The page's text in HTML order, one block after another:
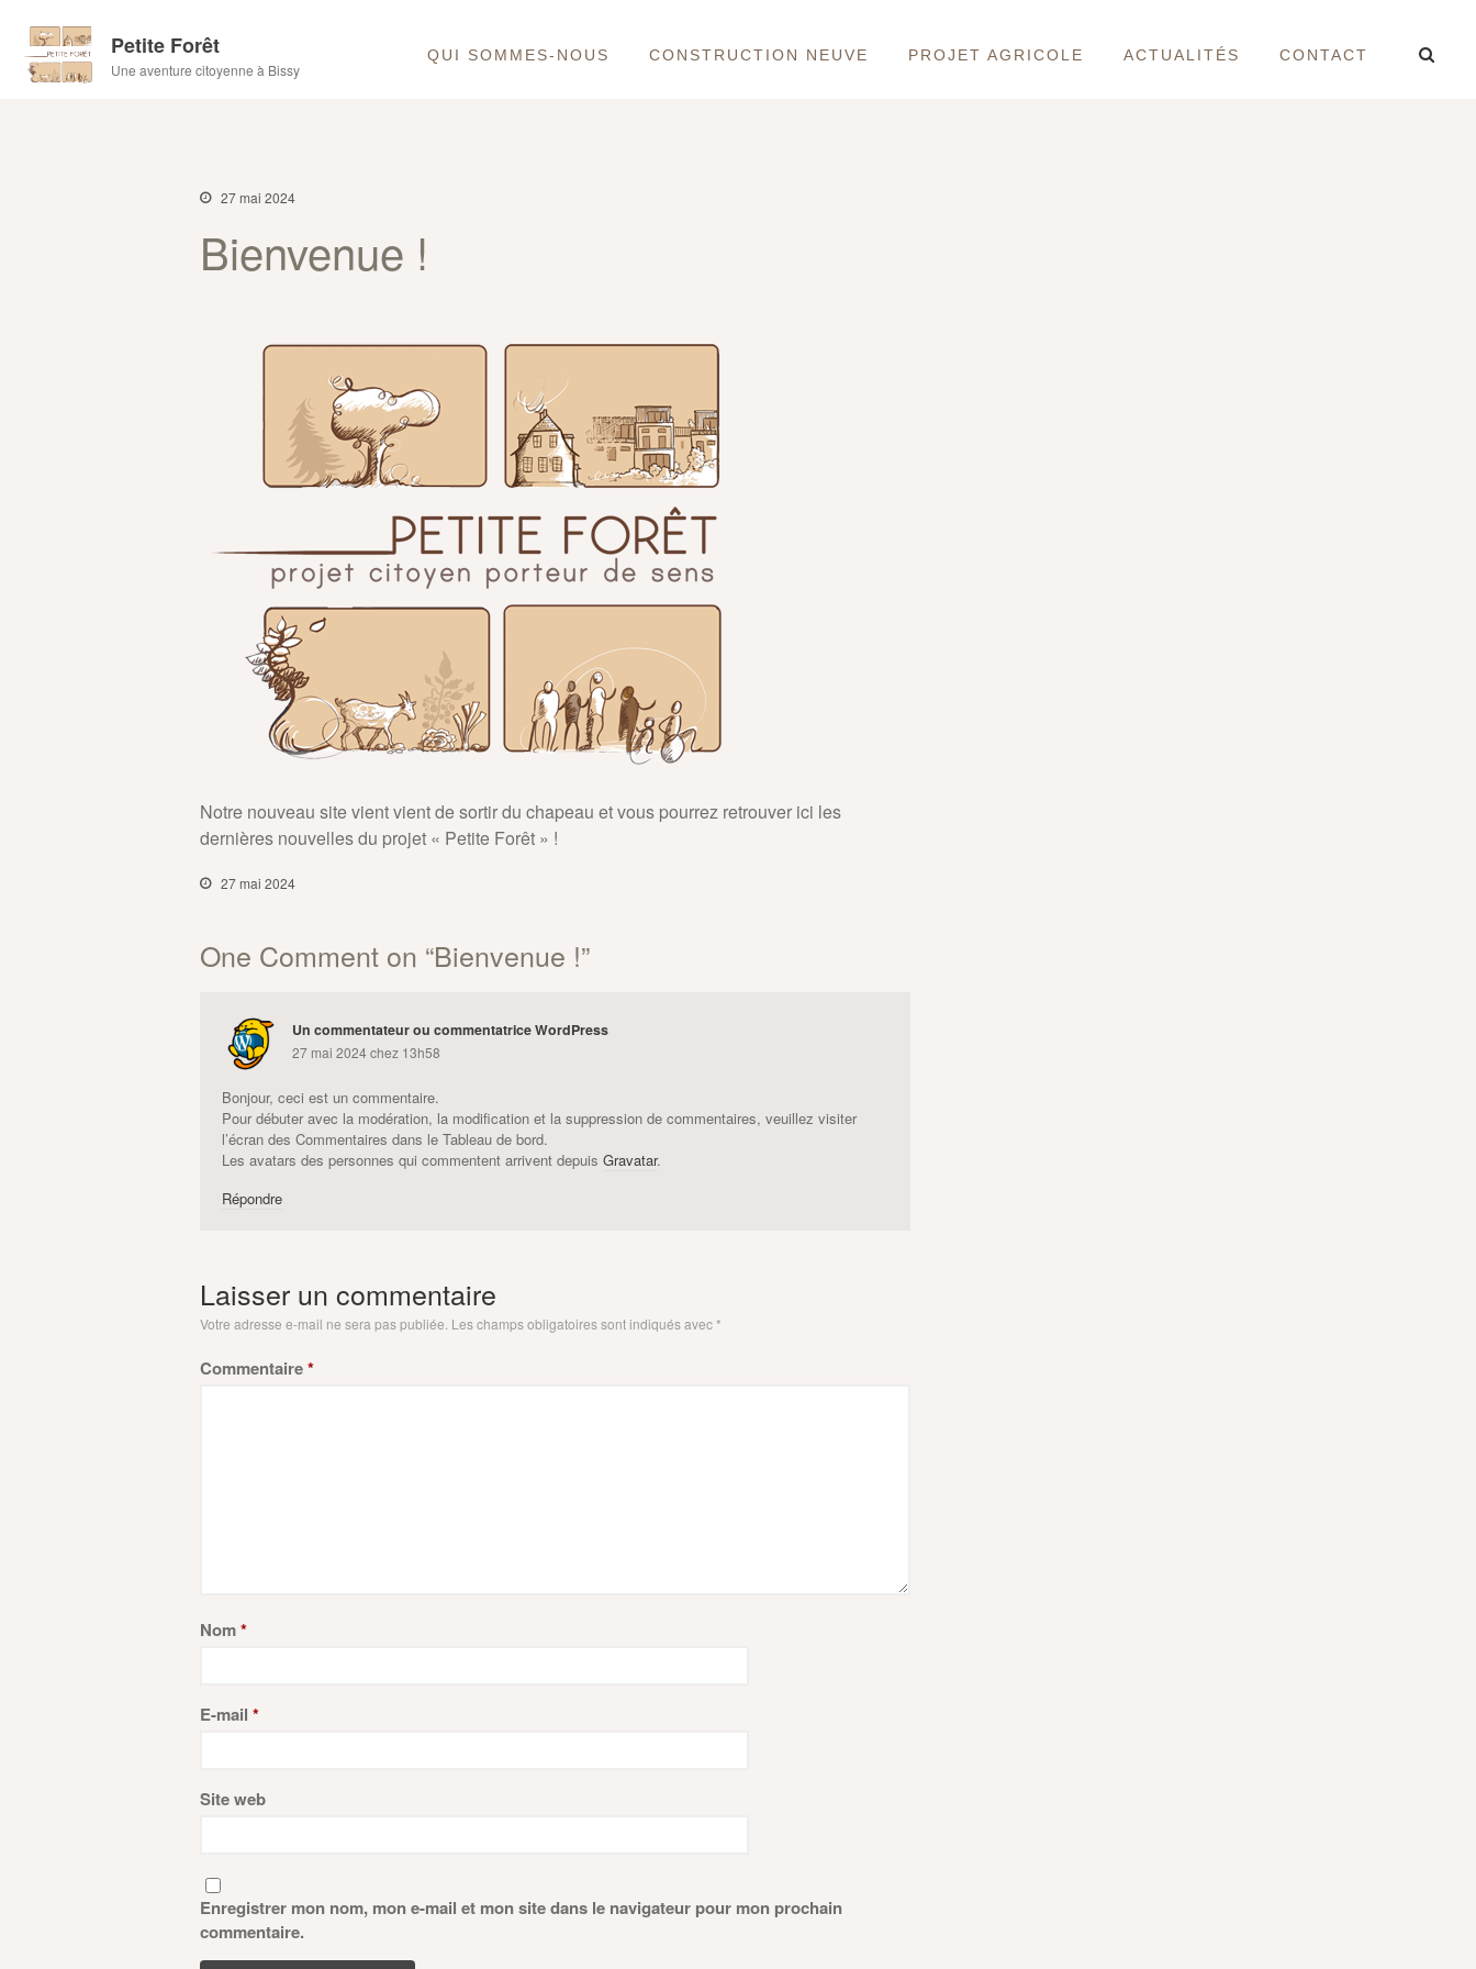
Petite Forêt
Une aventure citoyenne à Bissy
QUI SOMMES-NOUS CONSTRUCTION NEUVE PROJET AGRICOLE ACTUALITÉS CONTACT
27 mai 2024
Bienvenue !
Notre nouveau site vient vient de sortir du chapeau et vous pourrez retrouver ici les
dernières nouvelles du projet « Petite Forêt » !
27 mai 2024
One Comment on “Bienvenue !”
Un commentateur ou commentatrice WordPress
27 mai 2024 chez 13h58
Bonjour, ceci est un commentaire.
Pour débuter avec la modération, la modification et la suppression de commentaires, veuillez visiter
l’écran des Commentaires dans le Tableau de bord.
Les avatars des personnes qui commentent arrivent depuis Gravatar.
Répondre
Laisser un commentaire
Votre adresse e-mail ne sera pas publiée. Les champs obligatoires sont indiqués avec*
Commentaire*
Nom*
E-mail *
Site web
Enregistrer mon nom, mon e-mail et mon site dans le navigateur pour mon prochain
commentaire.